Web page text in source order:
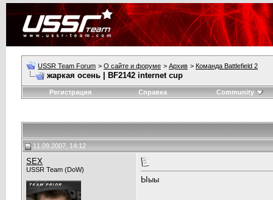
USSR Team Forum > О сайте и форуме > Архив > Команда Battlefield 2
жаркая осень | BF2142 internet cup
Регистрация Справка Community
11.09.2007, 14:12
SEX
USSR Team (DoW)
Ыыы